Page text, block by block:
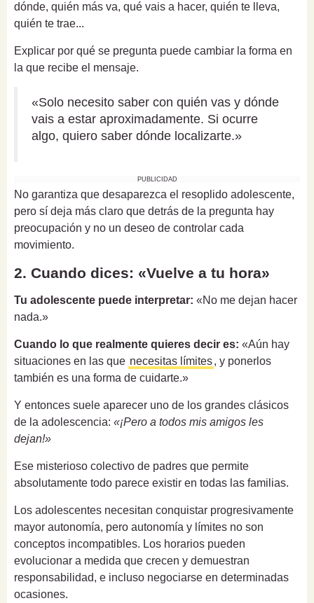
dónde, quién más va, qué vais a hacer, quién te lleva,
quién te trae...
Explicar por qué se pregunta puede cambiar la forma en
la que recibe el mensaje.
«Solo necesito saber con quién vas y dónde
vais a estar aproximadamente. Si ocurre
algo, quiero saber dónde localizarte.»
PUBLICIDAD
No garantiza que desaparezca el resoplido adolescente,
pero sí deja más claro que detrás de la pregunta hay
preocupación y no un deseo de controlar cada
movimiento.
2. Cuando dices: «Vuelve a tu hora»
Tu adolescente puede interpretar: «No me dejan hacer
nada.»
Cuando lo que realmente quieres decir es: «Aún hay
situaciones en las que necesitas límites, y ponerlos
también es una forma de cuidarte.»
Y entonces suele aparecer uno de los grandes clásicos
de la adolescencia: «¡Pero a todos mis amigos les
dejan!»
Ese misterioso colectivo de padres que permite
absolutamente todo parece existir en todas las familias.
Los adolescentes necesitan conquistar progresivamente
mayor autonomía, pero autonomía y límites no son
conceptos incompatibles. Los horarios pueden
evolucionar a medida que crecen y demuestran
responsabilidad, e incluso negociarse en determinadas
ocasiones.